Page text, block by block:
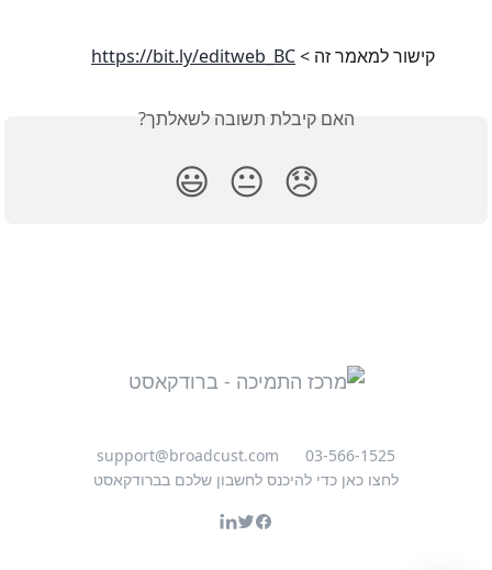
קישור למאמר זה > https://bit.ly/editweb_BC
האם קיבלת תשובה לשאלתך?
😞
😐
😃
03-566-1525
support@broadcust.com
לחצו כאן כדי להיכנס לחשבון שלכם בברודקאסט